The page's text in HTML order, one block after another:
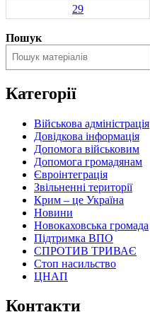
29
Пошук
Категорії
Військова адміністрація
Довідкова інформація
Допомога військовим
Допомога громадянам
Євроінтеграція
Звільненні території
Крим – це Україна
Новини
Новокаховська громада
Підтримка ВПО
СПРОТИВ ТРИВАЄ
Стоп насильство
ЦНАП
Контакти